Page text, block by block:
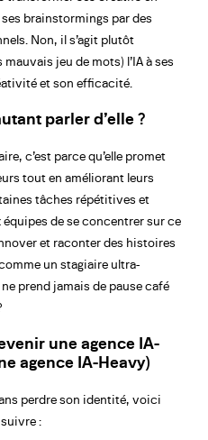
brainstormings par des
Non, il s’agit plutôt
jeu de mots) l’IA à ses
et son efficacité.
parler d’elle ?
c’est parce qu’elle promet
tout en améliorant leurs
tâches répétitives et
de se concentrer sur ce
et raconter des histoires
un stagiaire ultra-
prend jamais de pause café
une agence IA-
agence IA-Heavy)
perdre son identité, voici
: